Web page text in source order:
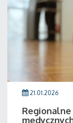
21.01.2026